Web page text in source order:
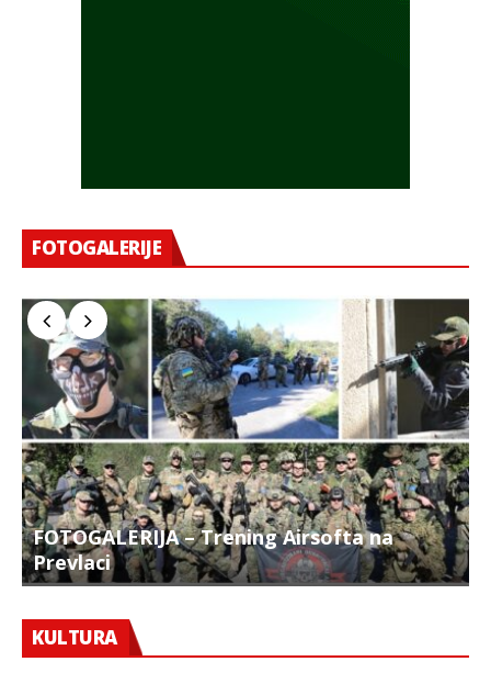
FOTOGALERIJE
FOTOGALERIJA – Trening Airsofta na
Prevlaci
KULTURA